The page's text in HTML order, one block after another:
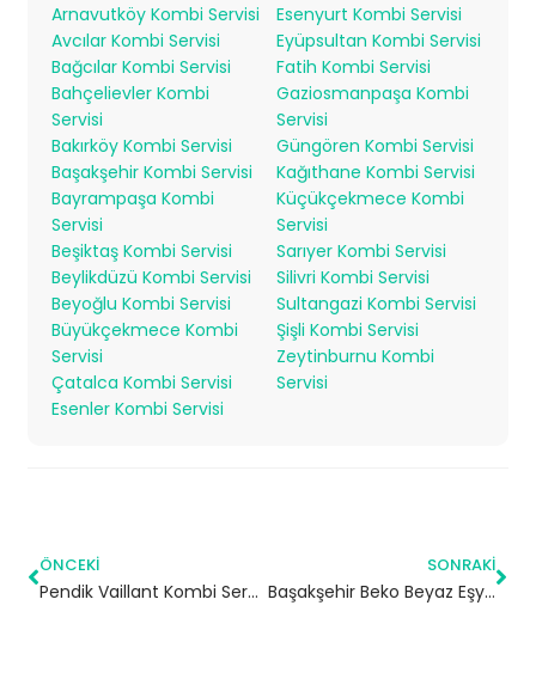
Arnavutköy Kombi Servisi
Avcılar Kombi Servisi
Bağcılar Kombi Servisi
Bahçelievler Kombi
Servisi
Bakırköy Kombi Servisi
Başakşehir Kombi Servisi
Bayrampaşa Kombi
Servisi
Beşiktaş Kombi Servisi
Beylikdüzü Kombi Servisi
Beyoğlu Kombi Servisi
Büyükçekmece Kombi
Servisi
Çatalca Kombi Servisi
Esenler Kombi Servisi
Esenyurt Kombi Servisi
Eyüpsultan Kombi Servisi
Fatih Kombi Servisi
Gaziosmanpaşa Kombi
Servisi
Güngören Kombi Servisi
Kağıthane Kombi Servisi
Küçükçekmece Kombi
Servisi
Sarıyer Kombi Servisi
Silivri Kombi Servisi
Sultangazi Kombi Servisi
Şişli Kombi Servisi
Zeytinburnu Kombi
Servisi
ÖNCEKI
Pendik Vaillant Kombi Servisi – Yetkili Servis
SONRAKI
Başakşehir Beko Beyaz Eşya Servisi